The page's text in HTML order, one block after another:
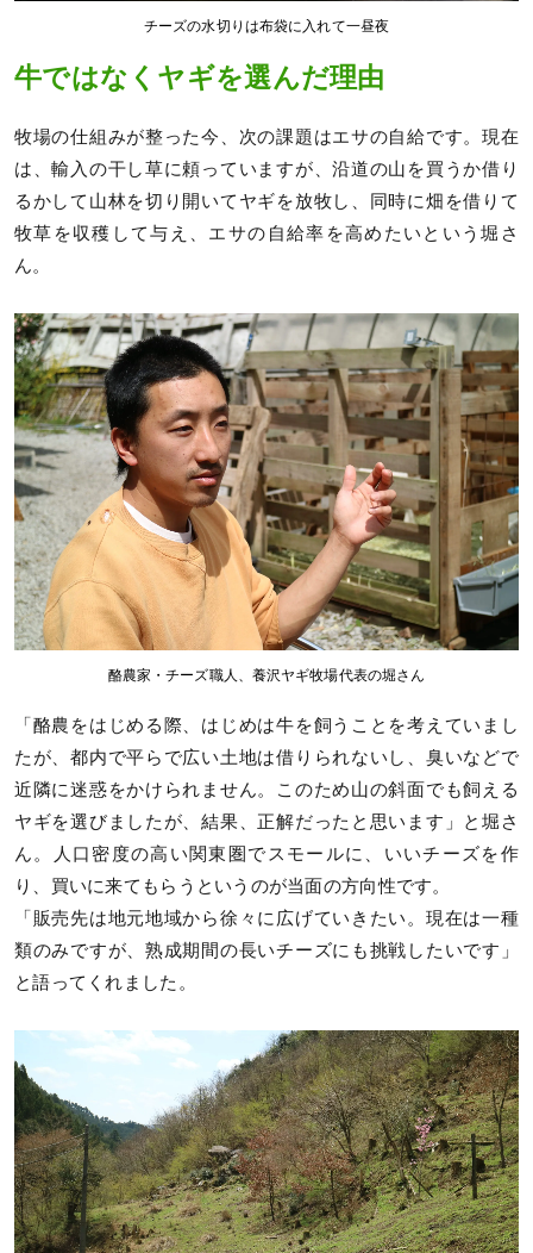
チーズの水切りは布袋に入れて一昼夜
牛ではなくヤギを選んだ理由
牧場の仕組みが整った今、次の課題はエサの自給です。現在
は、輸入の干し草に頼っていますが、沿道の山を買うか借り
るかして山林を切り開いてヤギを放牧し、同時に畑を借りて
牧草を収穫して与え、エサの自給率を高めたいという堀さ
ん。
酪農家・チーズ職人、養沢ヤギ牧場代表の堀さん
「酪農をはじめる際、はじめは牛を飼うことを考えていまし
たが、都内で平らで広い土地は借りられないし、臭いなどで
近隣に迷惑をかけられません。このため山の斜面でも飼える
ヤギを選びましたが、結果、正解だったと思います」と堀さ
ん。人口密度の高い関東圏でスモールに、いいチーズを作
り、買いに来てもらうというのが当面の方向性です。
「販売先は地元地域から徐々に広げていきたい。現在は一種
類のみですが、熟成期間の長いチーズにも挑戦したいです」
と語ってくれました。